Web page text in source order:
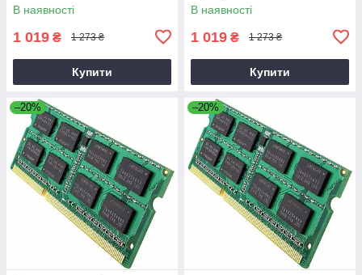
В наявності
1 019 ₴ 1 273 ₴
Купити
В наявності
1 019 ₴ 1 273 ₴
Купити
–20% –20%